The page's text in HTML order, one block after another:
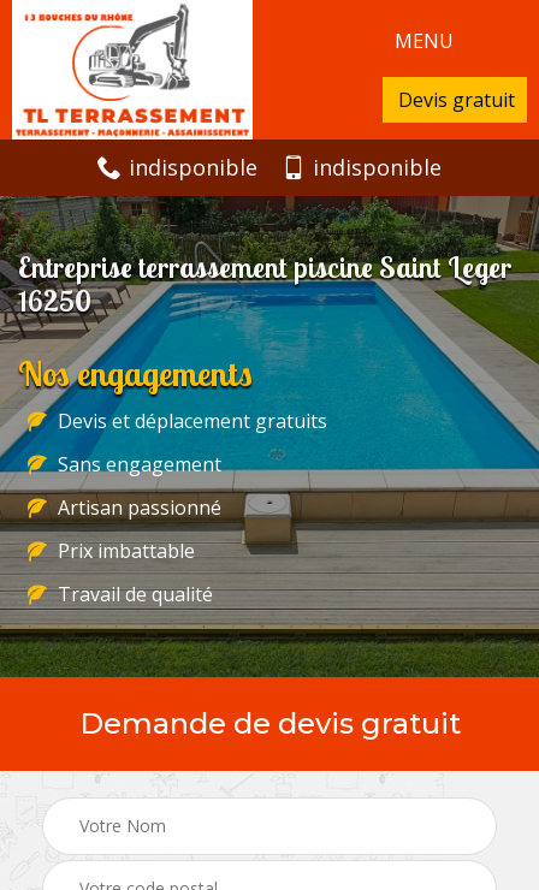
MENU
Devis gratuit
indisponible indisponible
Entreprise terrassement piscine Saint Leger
16250
Nos engagements
Devis et déplacement gratuits
Sans engagement
Artisan passionné
Prix imbattable
Travail de qualité
Demande de devis gratuit